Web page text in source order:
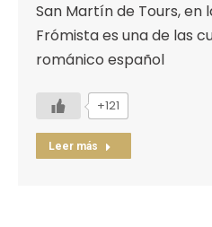
San Martín de Tours, en
Frómista es una de las
románico español
+121
Leer más